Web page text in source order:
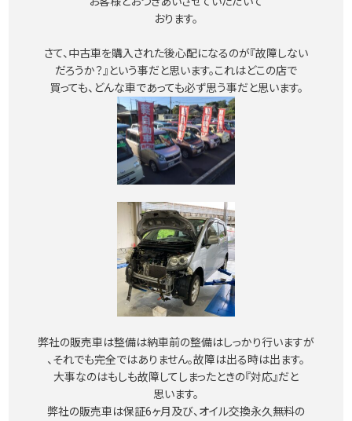
おります。
さて、中古車を購入された後心配になるのが『故障しない
だろうか？』という事だと思います。これはどこの店で
買っても、どんな車であっても必ず思う事だと思います。
弊社の販売車は整備は納車前の整備はしっかり行いますが
、それでも完全ではありません。故障は出る時は出ます。
大事なのはもしも故障してしまったときの『対応』だと
思います。
弊社の販売車は保証6ヶ月及び、オイル交換永久無料の